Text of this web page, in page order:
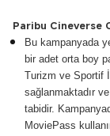
Paribu Cineverse
Bu kampanyada
bir adet orta boy
Turizm ve Sportif
sağlanmaktadır
tabidir.
MoviePass